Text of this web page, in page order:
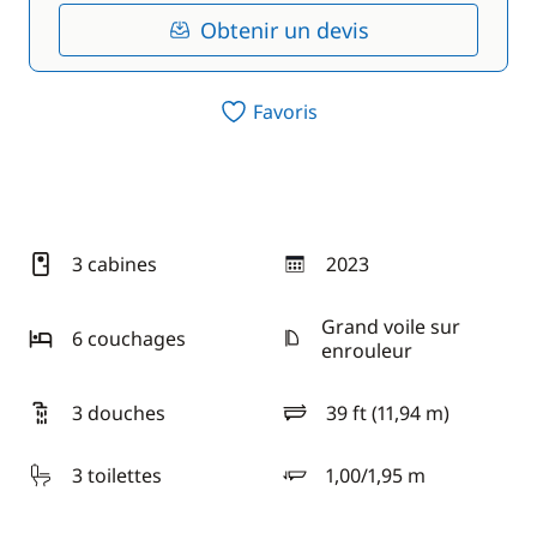
Obtenir un devis
Favoris
3 cabines 2023
année
6 couchages
Grand voile sur
enrouleur
3 douches 39 ft (11,94 m)
longueur
3 toilettes
1,00/1,95 m
tirant d'eau